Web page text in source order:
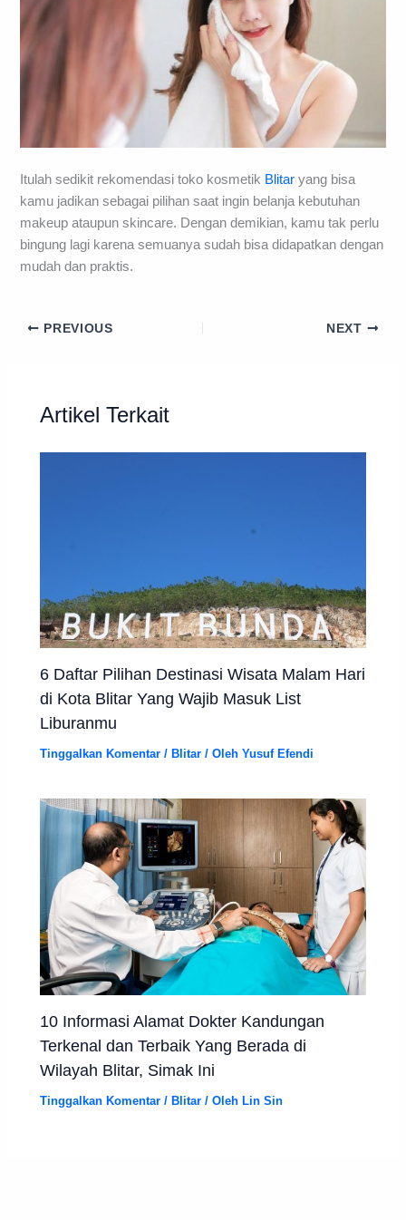
Itulah sedikit rekomendasi toko kosmetik Blitar yang bisa
kamu jadikan sebagai pilihan saat ingin belanja kebutuhan
makeup ataupun skincare. Dengan demikian, kamu tak perlu
bingung lagi karena semuanya sudah bisa didapatkan dengan
mudah dan praktis.
PREVIOUS NEXT
Artikel Terkait
6 Daftar Pilihan Destinasi Wisata Malam Hari
di Kota Blitar Yang Wajib Masuk List
Liburanmu
Tinggalkan Komentar / Blitar / OlehYusuf Efendi
10 Informasi Alamat Dokter Kandungan
Terkenal dan Terbaik Yang Berada di
Wilayah Blitar, Simak Ini
Tinggalkan Komentar /Blitar / OlehLin Sin